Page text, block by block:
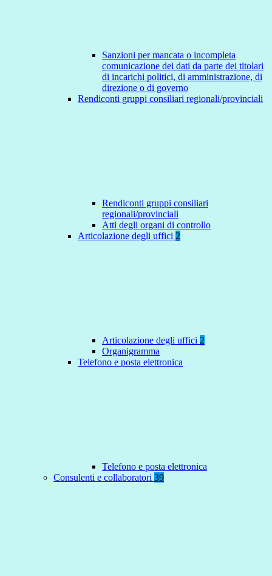
Sanzioni per mancata o incompleta
comunicazione dei dati da parte dei titolari
di incarichi politici, di amministrazione, di
direzione o di governo
Rendiconti gruppi consiliari regionali/provinciali
Rendiconti gruppi consiliari
regionali/provinciali
Atti degli organi di controllo
Articolazione degli uffici 2
Articolazione degli uffici 2
Organigramma
Telefono e posta elettronica
Telefono e posta elettronica
Consulenti e collaboratori 39